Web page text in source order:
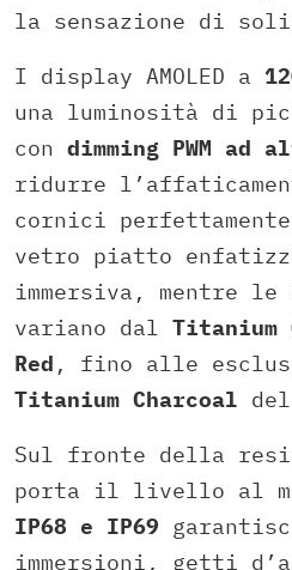
la sensazione di
I display AMOLED a
una luminosità di
con dimming PWM ad
ridurre
cornici
vetro piatto
immersiva, mentre
variano dal Titanium
Red , fino alle
Titanium Charcoal
Sul fronte della
porta il livello al
IP68 e IP69
immersioni, getti